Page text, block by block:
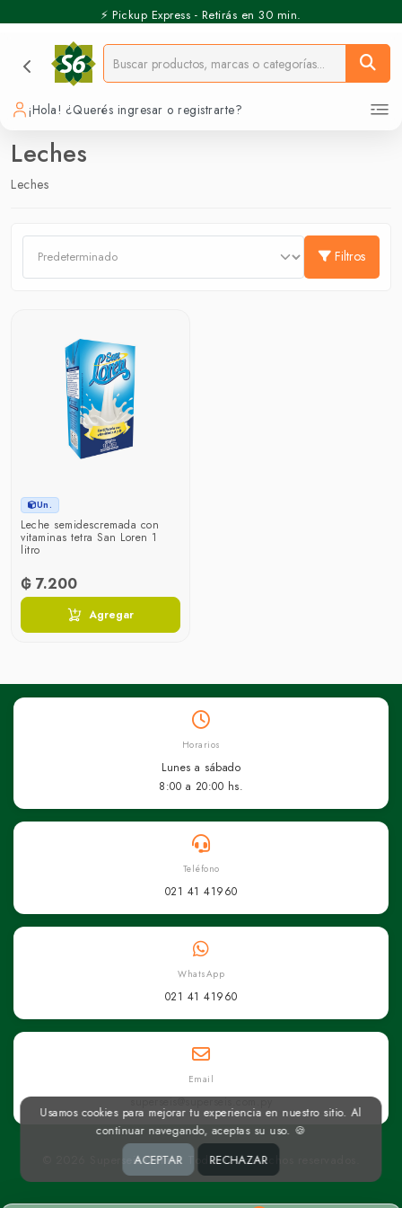
⚡️ Pickup Express - Retirás en 30 min.
¡Hola! ¿Querés ingresar o registrarte?
Leches
Leches
Filtros
Un.
Leche semidescremada con
vitaminas tetra San Loren 1
litro
₲ 7.200
Agregar
Horarios
Lunes a sábado
8:00 a 20:00 hs.
Teléfono
021 41 41960
WhatsApp
021 41 41960
Email
superseis@superseis.com.py
© 2026 Superseis Online. Todos los derechos reservados.
Usamos cookies para mejorar tu experiencia en nuestro sitio. Al
continuar navegando, aceptas su uso. 🍪
ACEPTAR RECHAZAR